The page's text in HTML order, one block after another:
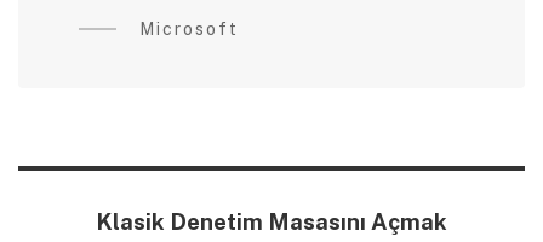
Microsoft
Klasik Denetim Masasını Açmak